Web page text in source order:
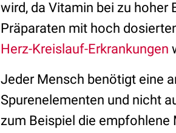
wird, da Vitamin bei zu hoher
Präparaten mit hoch
Herz-Kreislauf-Erkrankungen
Jeder Mensch benötigt eine
Spurenelementen und nicht
zum Beispiel die